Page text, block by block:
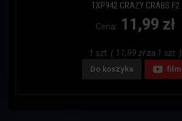
TXP942 CRAZY CRABS F2
Cena: 11,99 zł
1 szt. ( 11,99 zł za 1 szt. )
Do koszyka film